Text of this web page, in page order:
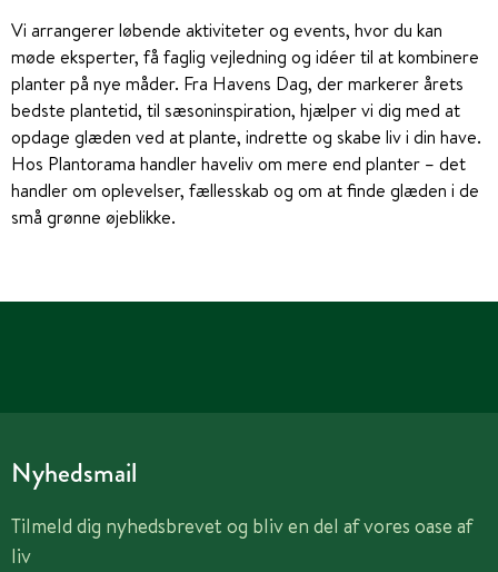
Vi arrangerer løbende aktiviteter og events, hvor du kan
møde eksperter, få faglig vejledning og idéer til at kombinere
planter på nye måder. Fra Havens Dag, der markerer årets
bedste plantetid, til sæsoninspiration, hjælper vi dig med at
opdage glæden ved at plante, indrette og skabe liv i din have.
Hos Plantorama handler haveliv om mere end planter – det
handler om oplevelser, fællesskab og om at finde glæden i de
små grønne øjeblikke.
Nyhedsmail
Tilmeld dig nyhedsbrevet og bliv en del af vores oase af
liv